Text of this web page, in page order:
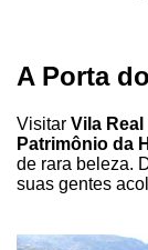
A Porta
Visitar Vila Real
Patrimônio da
de rara beleza.
suas gentes